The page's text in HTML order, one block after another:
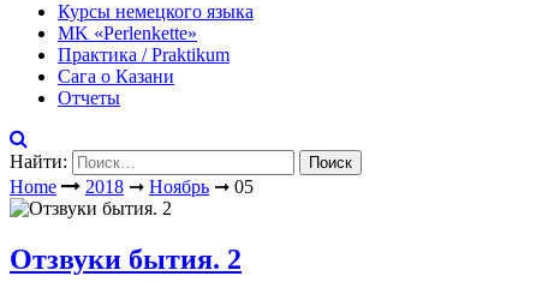
Курсы немецкого языка
МK «Perlenkette»
Практика / Praktikum
Сага о Казани
Отчеты
Найти:
Home
2018 ➞ Ноябрь ➞ 05
Отзвуки бытия. 2